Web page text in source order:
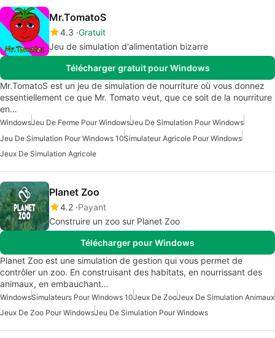
Mr.TomatoS
4.3 Gratuit
Jeu de simulation d'alimentation bizarre
Télécharger gratuit pour Windows
Mr.TomatoS est un jeu de simulation de nourriture où vous donnez
essentiellement ce que Mr. Tomato veut, que ce soit de la nourriture
en…
WindowsJeu De Ferme Pour WindowsJeu De Simulation Pour Windows
Jeu De Simulation Pour Windows 10Simulateur Agricole Pour Windows
Jeux De Simulation Agricole
Planet Zoo
4.2 Payant
Construire un zoo sur Planet Zoo
Télécharger pour Windows
Planet Zoo est une simulation de gestion qui vous permet de
contrôler un zoo. En construisant des habitats, en nourrissant des
animaux, en embauchant…
WindowsSimulateurs Pour Windows 10Jeux De ZooJeux De Simulation Animaux
Jeux De Zoo Pour WindowsJeu De Simulation Pour Windows